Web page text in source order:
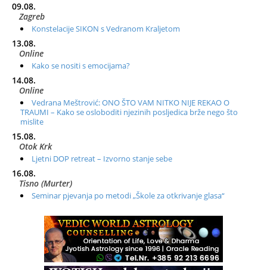
09.08.
Zagreb
Konstelacije SIKON s Vedranom Kraljetom
13.08.
Online
Kako se nositi s emocijama?
14.08.
Online
Vedrana Meštrović: ONO ŠTO VAM NITKO NIJE REKAO O
TRAUMI – Kako se osloboditi njezinih posljedica brže nego što
mislite
15.08.
Otok Krk
Ljetni DOP retreat – Izvorno stanje sebe
16.08.
Tisno (Murter)
Seminar pjevanja po metodi „Škole za otkrivanje glasa“
Radionica: Pomagači iz drugih dimenzija Online – otvoreno za
Zagreb+Online